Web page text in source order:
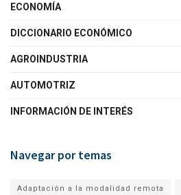
ECONOMÍA
DICCIONARIO ECONÓMICO
AGROINDUSTRIA
AUTOMOTRIZ
INFORMACIÓN DE INTERÉS
Navegar por temas
Adaptación a la modalidad remota